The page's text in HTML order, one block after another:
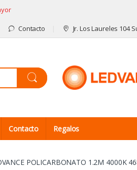
Contacto Jr. Los Laureles 104
Contacto Regalos
POLICARBONATO 1.2M 4000K